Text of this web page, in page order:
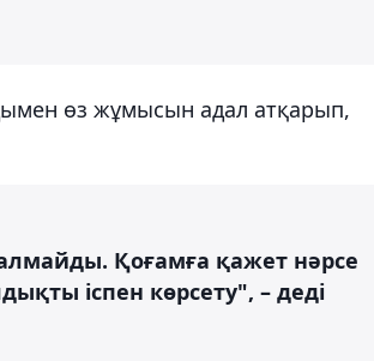
өз жұмысын адал атқарып,
Қоғамға қажет нәрсе
іспен көрсету", – деді